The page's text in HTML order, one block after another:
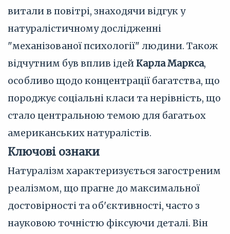
витали в повітрі, знаходячи відгук у
натуралістичному дослідженні
"механізованої психології" людини. Також
відчутним був вплив ідей Карла Маркса,
особливо щодо концентрації багатства, що
породжує соціальні класи та нерівність, що
стало центральною темою для багатьох
американських натуралістів.
Ключові ознаки
Натуралізм характеризується загостреним
реалізмом, що прагне до максимальної
достовірності та об'єктивності, часто з
науковою точністю фіксуючи деталі. Він